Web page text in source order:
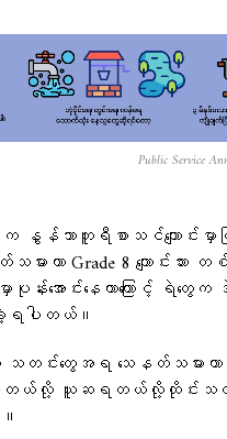
Public Service
န်သာဘူရီစာသင်ကျောင်းမှ
ဟာ Grade 8 ကျောင်းသား တစ်
ပုန်းအောင်းနေတာကြောင့် ရဲတွေ
ရပါတယ်။
တဲ့ သတင်းတွေအရ သေနတ်သမာ
ယ်လို့ ယူဆရတယ်လို့​ထိုင်းသတ